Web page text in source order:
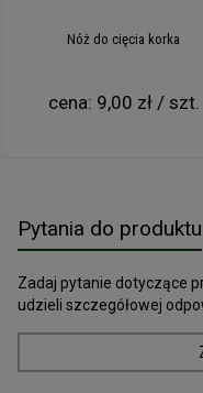
Nóż do cięcia korka
cena: 9,00 zł / szt.
Pytania do produktu
Zadaj pytanie dotyczące
udzieli szczegółowej